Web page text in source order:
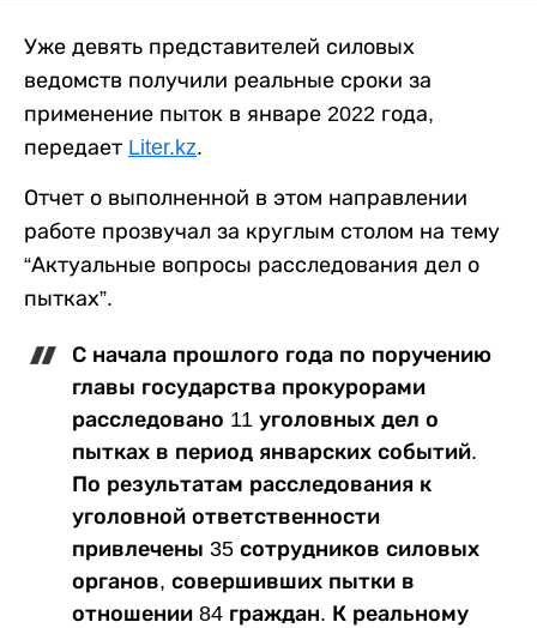
Уже девять представителей силовых
ведомств получили реальные сроки за
применение пыток в январе 2022 года,
передает Liter.kz.
Отчет о выполненной в этом направлении
работе прозвучал за круглым столом на тему
“Актуальные вопросы расследования дел о
пытках”.
С начала прошлого года по поручению
главы государства прокурорами
расследовано 11 уголовных дел о
пытках в период январских событий.
По результатам расследования к
уголовной ответственности
привлечены 35 сотрудников силовых
органов, совершивших пытки в
отношении 84 граждан. К реальному